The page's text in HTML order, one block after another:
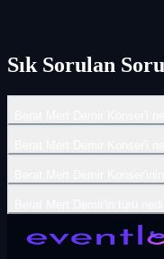
Sık Sorulan